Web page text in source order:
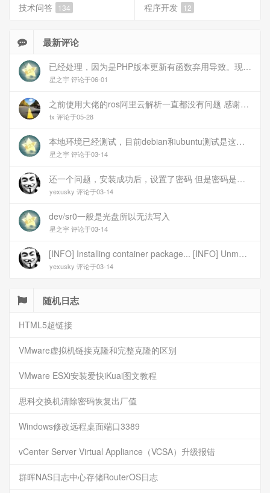
技术问答 134 程序开发 12
最新评论
已经处理，因为是PHP版本更新有函数弃用导致。现已经修复
星之宇 评论于06-01
之前使用大佬的ros阿里云解析一直都没有问题 感谢大佬 但上个月开始阿里云的解析返回日志总是出错 日志值为alidns update error,不知为什么 所以请教一下大佬
tx 评论于05-28
本地环境已经测试，目前debian和ubuntu测试是这样的，可能就是第1设备是光驱的问题，没把文件导入进去吧
星之宇 评论于03-14
还一个问题，安装成功后，设置了密码 但是密码是空的
yexusky 评论于03-14
dev/sr0一般是光盘所以无法写入
星之宇 评论于03-14
[INFO] Installing container package... [INFO] Unmounting image... [INFO] Writing image to disk (/dev/sr0). This may take several minutes... dd: failed to open \'/dev/sr0\': No medium found [ERROR] Failed to write image to disk [INFO] Cleaning up temporary files... [INFO] Script exited normally, cleanup completed! 报错
yexusky 评论于03-14
随机日志
HTML5超链接
VMware虚拟机链接克隆和完整克隆的区别
VMware ESXi安装爱快iKuai图文教程
思科交换机清除密码恢复出厂值
Windows修改远程桌面端口3389
vCenter Server Virtual Appliance（VCSA）升级报错
群晖NAS日志中心存储RouterOS日志